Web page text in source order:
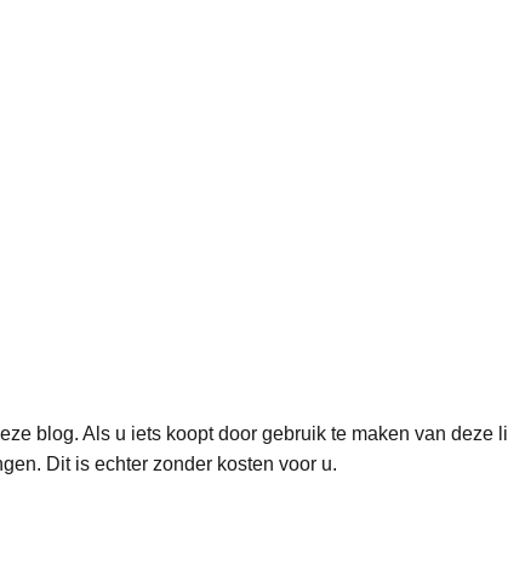
blog. Als u iets koopt door gebruik te maken van deze
Dit is echter zonder kosten voor u.